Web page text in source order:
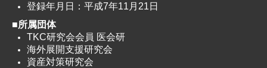
登録年月日：平成7年11月21日
■所属団体
TKC研究会会員 医会研
海外展開支援研究会
資産対策研究会